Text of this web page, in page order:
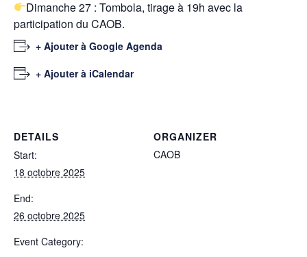
Dimanche 27 : Tombola, tirage à 19h avec la
participation du CAOB.
+ Ajouter à Google Agenda
+ Ajouter à iCalendar
DETAILS
Start:
18 octobre 2025
End:
26 octobre 2025
Event Category:
ORGANIZER
CAOB